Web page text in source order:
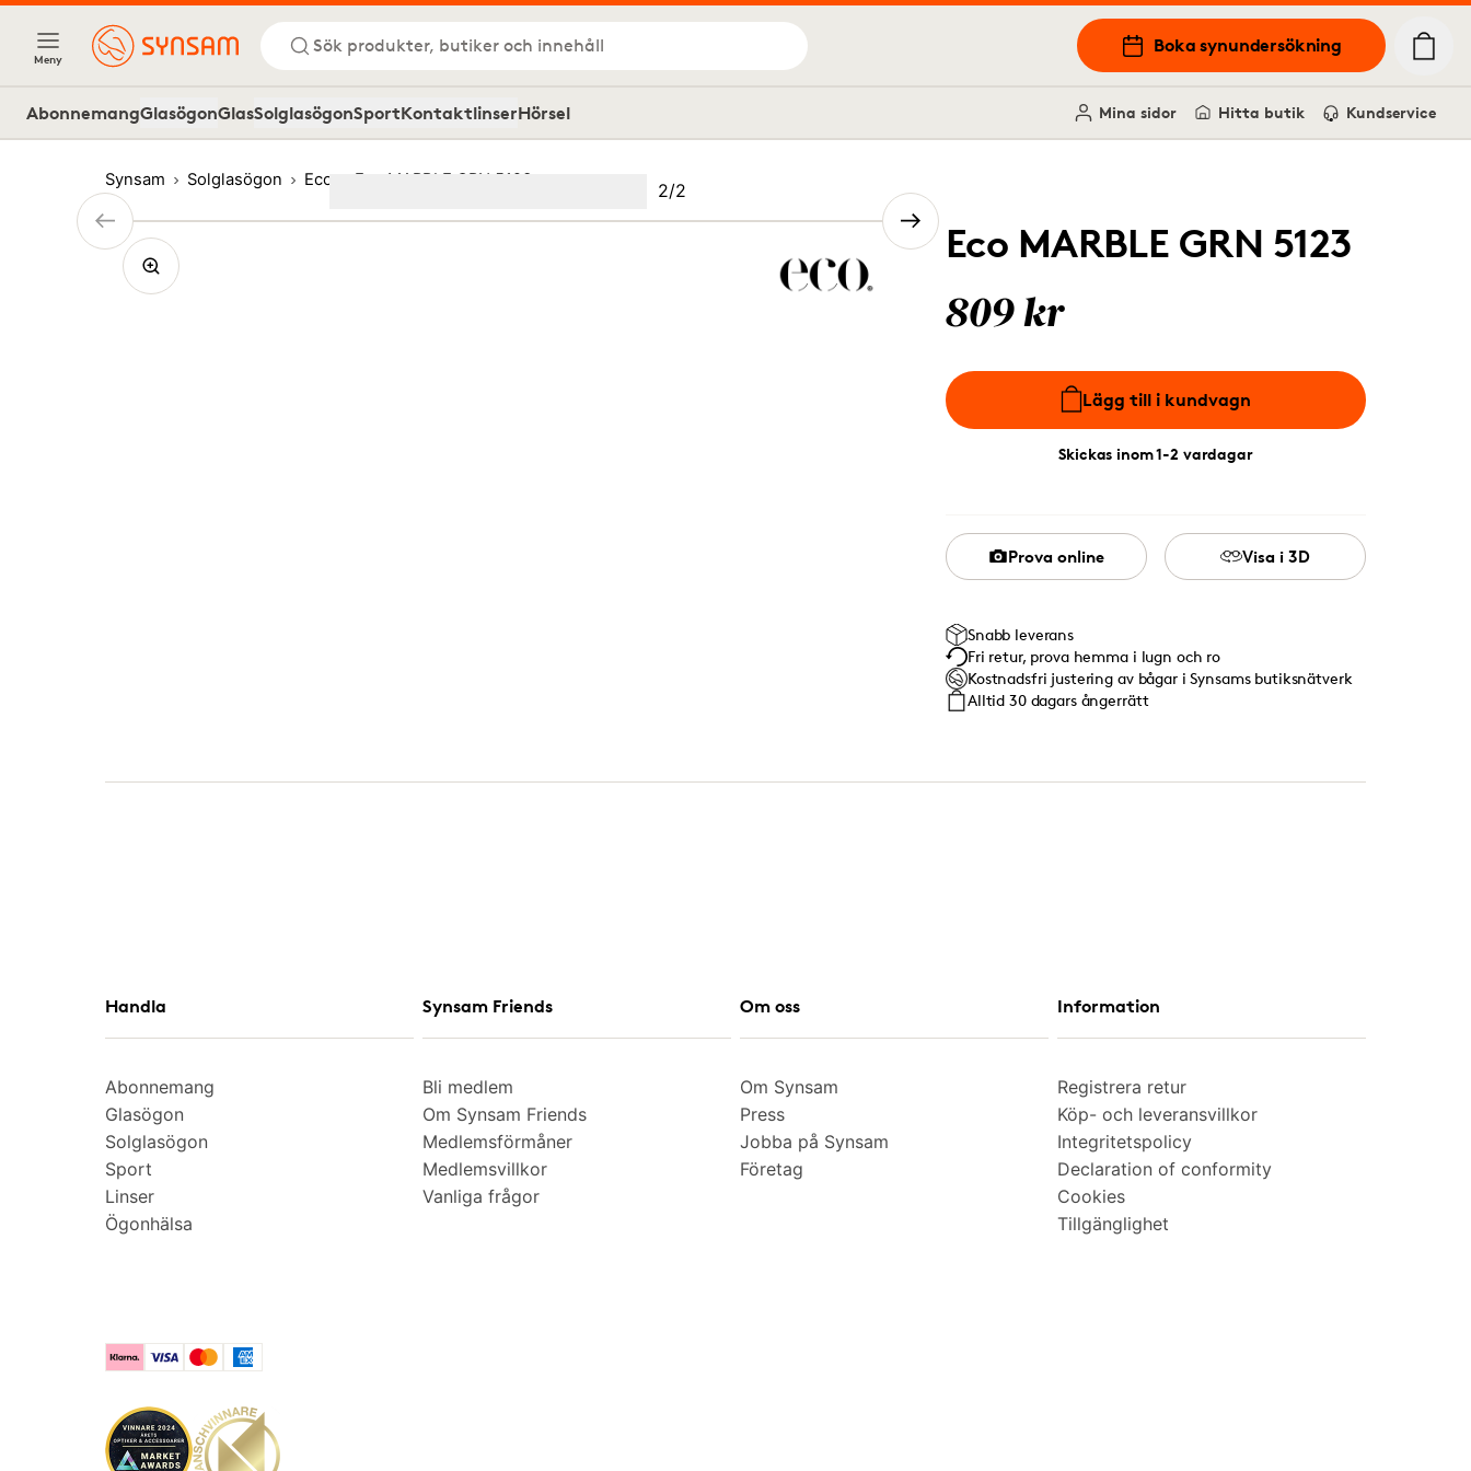
Meny
Sök produkter, butiker och innehåll Boka synundersökning
AbonnemangGlasögonGlasSolglasögonSportKontaktlinserHörsel Mina sidor Hitta butik Kundservice
Synsam Solglasögon Eco Eco MARBLE GRN 5123
Eco MARBLE GRN 5123
809 kr
Lägg till i kundvagn
Skickas inom 1-2 vardagar
Prova online Visa i 3D
Snabb leverans
Fri retur, prova hemma i lugn och ro
Kostnadsfri justering av bågar i Synsams butiksnätverk
Alltid 30 dagars ångerrätt
Bild
2/2
(Current image)
Handla
Abonnemang
Glasögon
Solglasögon
Sport
Linser
Ögonhälsa
Synsam Friends
Bli medlem
Om Synsam Friends
Medlemsförmåner
Medlemsvillkor
Vanliga frågor
Om oss
Om Synsam
Press
Jobba på Synsam
Företag
Information
Registrera retur
Köp- och leveransvillkor
Integritetspolicy
Declaration of conformity
Cookies
Tillgänglighet
KlarnaVisa MastercardAmerican Express